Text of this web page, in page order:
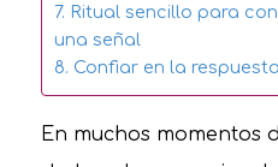
7. Ritual sencillo para
una señal
8. Confiar en la
En muchos momentos